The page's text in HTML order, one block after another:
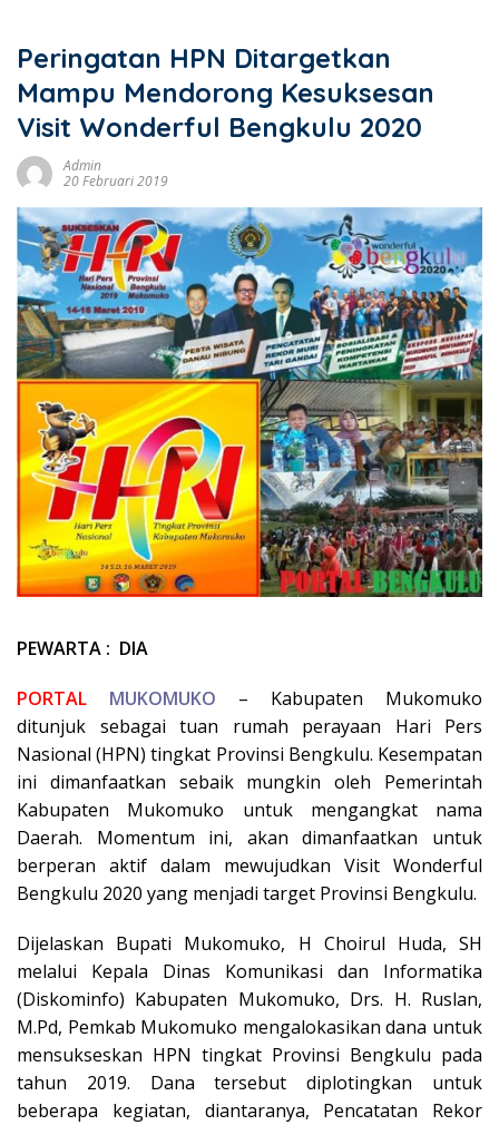
Peringatan HPN Ditargetkan
Mampu Mendorong Kesuksesan
Visit Wonderful Bengkulu 2020
Admin
20 Februari 2019
PEWARTA : DIA
PORTAL MUKOMUKO – Kabupaten Mukomuko
ditunjuk sebagai tuan rumah perayaan Hari Pers
Nasional (HPN) tingkat Provinsi Bengkulu. Kesempatan
ini dimanfaatkan sebaik mungkin oleh Pemerintah
Kabupaten Mukomuko untuk mengangkat nama
Daerah. Momentum ini, akan dimanfaatkan untuk
berperan aktif dalam mewujudkan Visit Wonderful
Bengkulu 2020 yang menjadi target Provinsi Bengkulu.
Dijelaskan Bupati Mukomuko, H Choirul Huda, SH
melalui Kepala Dinas Komunikasi dan Informatika
(Diskominfo) Kabupaten Mukomuko, Drs. H. Ruslan,
M.Pd, Pemkab Mukomuko mengalokasikan dana untuk
mensukseskan HPN tingkat Provinsi Bengkulu pada
tahun 2019. Dana tersebut diplotingkan untuk
beberapa kegiatan, diantaranya, Pencatatan Rekor